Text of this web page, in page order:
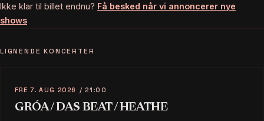
Ikke klar til billet endnu? Få besked når vi annoncerer nye
shows
LIGNENDE KONCERTER
FRE 7. AUG 2026 / 21:00
GRÓA / DAS BEAT / HEATHE